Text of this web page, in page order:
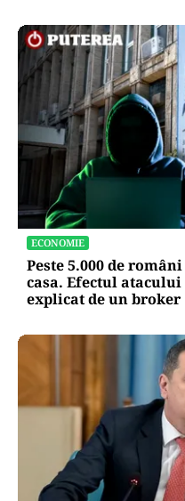
ECONOMIE
Peste 5.000 de
casa. Efectul
explicat de un broker